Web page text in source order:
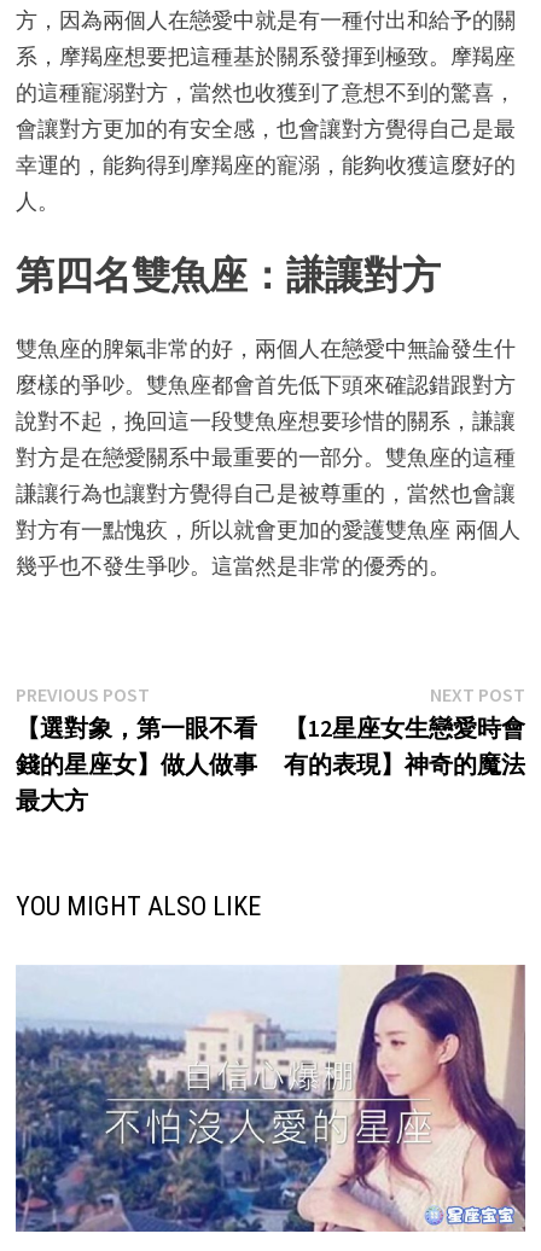
方，因為兩個人在戀愛中就是有一種付出和給予的關
系，摩羯座想要把這種基於關系發揮到極致。摩羯座
的這種寵溺對方，當然也收獲到了意想不到的驚喜，
會讓對方更加的有安全感，也會讓對方覺得自己是最
幸運的，能夠得到摩羯座的寵溺，能夠收獲這麼好的
人。
第四名雙魚座：謙讓對方
雙魚座的脾氣非常的好，兩個人在戀愛中無論發生什
麼樣的爭吵。雙魚座都會首先低下頭來確認錯跟對方
說對不起，挽回這一段雙魚座想要珍惜的關系，謙讓
對方是在戀愛關系中最重要的一部分。雙魚座的這種
謙讓行為也讓對方覺得自己是被尊重的，當然也會讓
對方有一點愧疚，所以就會更加的愛護雙魚座 兩個人
幾乎也不發生爭吵。這當然是非常的優秀的。
Post
navigation
PREVIOUS POSTPrevious
post:
【選對象，第一眼不看
錢的星座女】做人做事
最大方
NEXT POST
【12星座女生戀愛時會
有的表現】神奇的魔法
YOU MIGHT ALSO LIKE